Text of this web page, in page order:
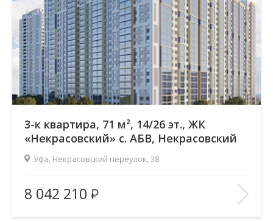
Отделка помещения:
без отделки
Год постройки дома:
—
В ИЗБРАННОЕ
3-к квартира, 71 м², 14/26 эт., ЖК
«Некрасовский» с. АБВ, Некрасовский
переулок
Уфа, Некрасовский переулок, 38
Жилой комплекс:
ЖК «Некрасовский» с. АБВ
Количество комнат:
3
Район:
Зеленая роща
8 042 210